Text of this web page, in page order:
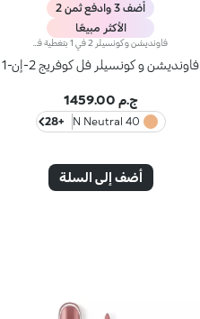
أضف 3 وادفع ثمن 2
الأكثر مبيعًا
فاونديشن و كونسيلر فل كوفريج 2-إن-1
ج.م 1459.00
40 N Neutral
+28
أضف إلى السلة